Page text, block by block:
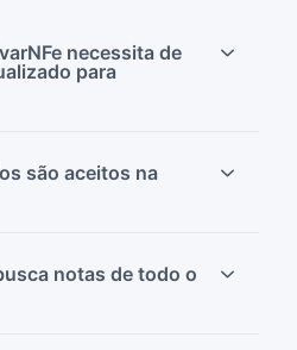
necessita de
para
são aceitos na
notas de todo o